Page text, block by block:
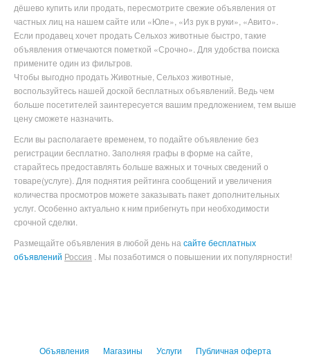
дёшево купить или продать, пересмотрите свежие объявления от
частных лиц на нашем сайте или «Юле», «Из рук в руки», «Авито».
Если продавец хочет продать Сельхоз животные быстро, такие
объявления отмечаются пометкой «Срочно». Для удобства поиска
примените один из фильтров.
Чтобы выгодно продать Животные, Сельхоз животные
воспользуйтесь нашей доской бесплатных объявлений. Ведь чем
больше посетителей заинтересуется вашим предложением, тем выше
цену сможете назначить.
Если вы располагаете временем, то подайте объявление без
регистрации бесплатно. Заполняя графы в форме на сайте,
старайтесь предоставлять больше важных и точных сведений о
товаре(услуге). Для поднятия рейтинга сообщений и увеличения
количества просмотров можете заказывать пакет дополнительных
услуг. Особенно актуально к ним прибегнуть при необходимости
срочной сделки.
Размещайте объявления в любой день на сайте бесплатных
объявлений Россия . Мы позаботимся о повышении их популярности!
Объявления Магазины Услуги Публичная оферта